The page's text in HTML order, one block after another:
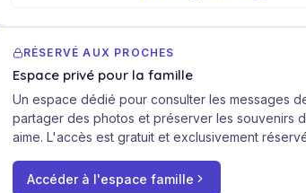
RÉSERVÉ AUX PROCHES
Espace privé pour la famille
Un espace dédié pour consulter les messages
partager des photos et préserver les souvenirs
aime. L'accès est gratuit et exclusivement
Accéder à l'espace famille